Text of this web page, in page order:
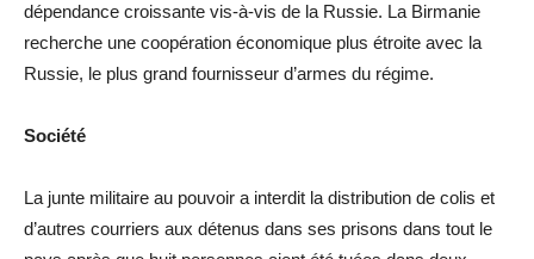
dépendance croissante vis-à-vis de la Russie. La Birmanie
recherche une coopération économique plus étroite avec la
Russie, le plus grand fournisseur d’armes du régime.
Société
La junte militaire au pouvoir a interdit la distribution de colis et
d’autres courriers aux détenus dans ses prisons dans tout le